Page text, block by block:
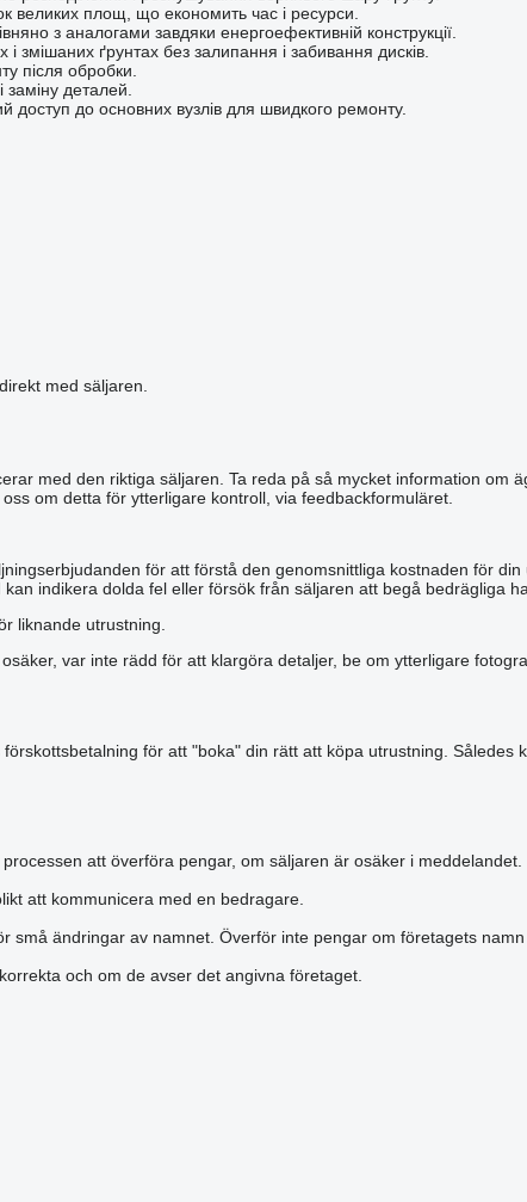
великих площ, що економить час і ресурси.
з аналогами завдяки енергоефективній конструкції.
змішаних ґрунтах без залипання і забивання дисків.
після обробки.
деталей.
доступ до основних вузлів для швидкого ремонту.
med säljaren.
med den riktiga säljaren. Ta reda på så mycket information om
om detta för ytterligare kontroll, via feedbackformuläret.
för att förstå den genomsnittliga kostnaden för
indikera dolda fel eller försök från säljaren att begå bedrägliga
liknande utrustning.
var inte rädd för att klargöra detaljer, be om ytterligare
för att "boka" din rätt att köpa utrustning.
att överföra pengar, om säljaren är osäker i meddelandet.
att kommunicera med en bedragare.
ändringar av namnet. Överför inte pengar om företagets namn
och om de avser det angivna företaget.